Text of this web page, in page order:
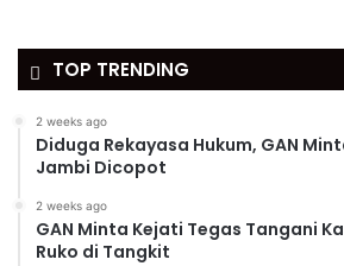
TOP TRENDING
2 weeks ago
Diduga Rekayasa Hukum, GAN
Jambi Dicopot
2 weeks ago
GAN Minta Kejati Tegas Tangani
Ruko di Tangkit